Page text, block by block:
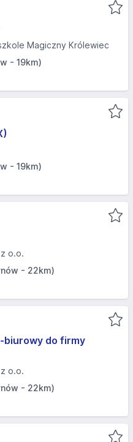
Magiczny Królewiec
- 19km)
- 19km)
o.o.
- 22km)
biurowy do firmy
o.o.
- 22km)